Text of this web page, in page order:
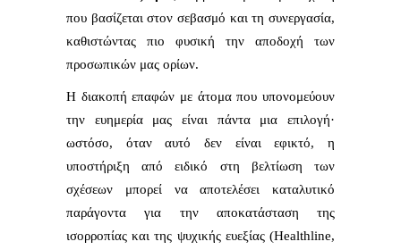
που βασίζεται στον σεβασμό και τη συνεργασία,
καθιστώντας πιο φυσική την αποδοχή των
προσωπικών μας ορίων.
Η διακοπή επαφών με άτομα που υπονομεύουν
την ευημερία μας είναι πάντα μια επιλογή·
ωστόσο, όταν αυτό δεν είναι εφικτό, η
υποστήριξη από ειδικό στη βελτίωση των
σχέσεων μπορεί να αποτελέσει καταλυτικό
παράγοντα για την αποκατάσταση της
ισορροπίας και της ψυχικής ευεξίας (Healthline,